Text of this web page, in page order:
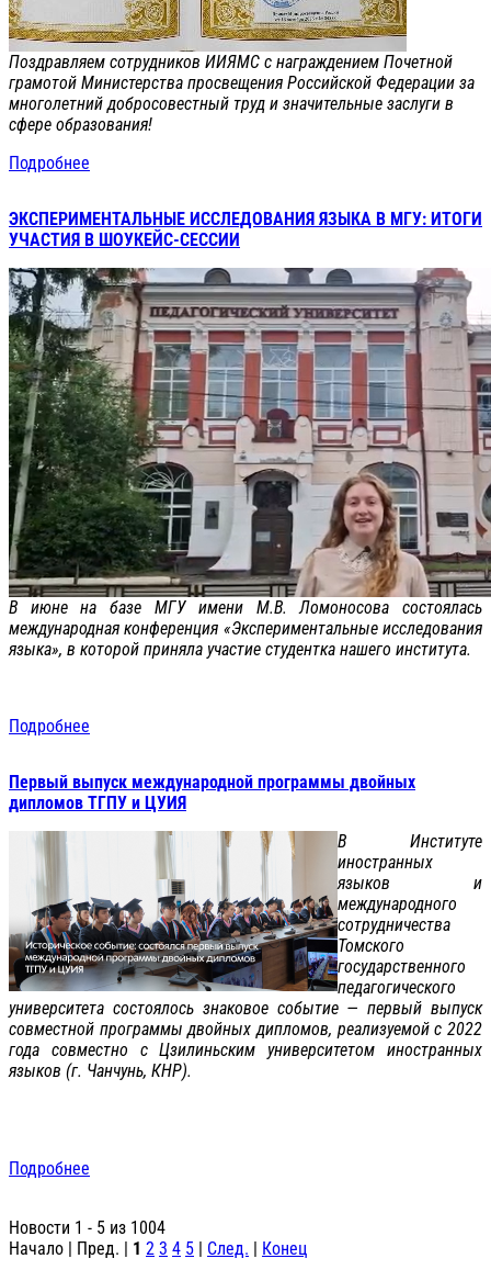
Поздравляем сотрудников ИИЯМС с награждением Почетной
грамотой Министерства просвещения Российской Федерации за
многолетний добросовестный труд и значительные заслуги в
сфере образования!
Подробнее
ЭКСПЕРИМЕНТАЛЬНЫЕ ИССЛЕДОВАНИЯ ЯЗЫКА В МГУ: ИТОГИ
УЧАСТИЯ В ШОУКЕЙС-СЕССИИ
В июне на базе МГУ имени М.В. Ломоносова состоялась
международная конференция «Экспериментальные исследования
языка», в которой приняла участие студентка нашего института.
Подробнее
Первый выпуск международной программы двойных
дипломов ТГПУ и ЦУИЯ
В Институте
иностранных
языков и
международного
сотрудничества
Томского
государственного
педагогического
университета состоялось знаковое событие — первый выпуск
совместной программы двойных дипломов, реализуемой с 2022
года совместно с Цзилиньским университетом иностранных
языков (г. Чанчунь, КНР).
Подробнее
Новости 1 - 5 из 1004
Начало | Пред. | 1 2 3 4 5 | След. | Конец